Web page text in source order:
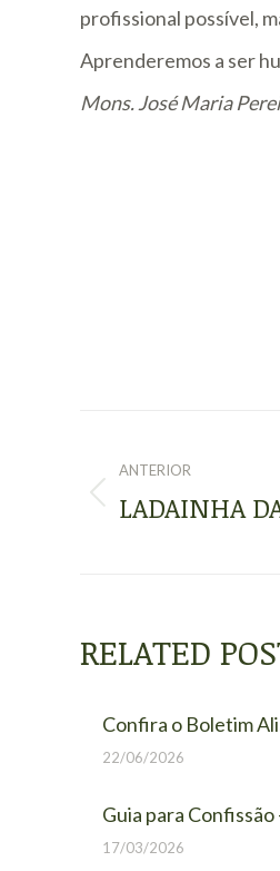
profissional possível,
Aprenderemos a ser
Mons. José Maria
DEANTERIOR
Post
LADAINHA
RELATED
Confira o Boletim
22/06/2026
Guia para
17/03/2026